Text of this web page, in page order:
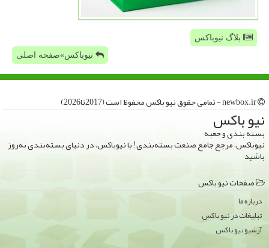
بلاگ نیوباکس
نیوباکس»صفحه اصلی
نیو باكس
بسته بندی و جعبه
نیوباکس، مرجع جامع صنعت بسته‌بندی! با نیوباکس، در دنیای بسته‌بندی به‌روز
باشید
صفحات نیو باكس
درباره ما
تبلیغات در نیو باكس
آرشیو نیو باكس